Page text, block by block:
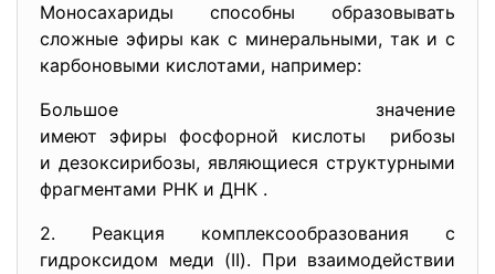
Моносахариды способны образовывать
сложные эфиры как с минеральными, так и с
карбоновыми кислотами, например:
Большое значение
имеют эфиры фосфорной кислоты рибозы
и дезоксирибозы, являющиеся структурными
фрагментами РНК и ДНК .
2. Реакция комплексообразования с
гидроксидом меди (II). При взаимодействии